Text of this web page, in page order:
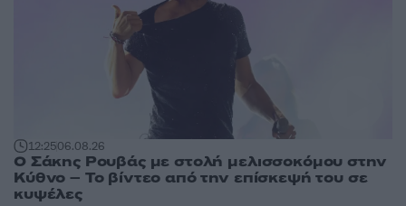
12:2506.08.26
Ο Σάκης Ρουβάς με στολή μελισσοκόμου στην
Κύθνο – Το βίντεο από την επίσκεψή του σε
κυψέλες